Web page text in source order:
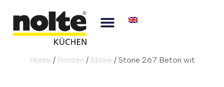
Home / fronten / Stone / Stone 267 Beton wit